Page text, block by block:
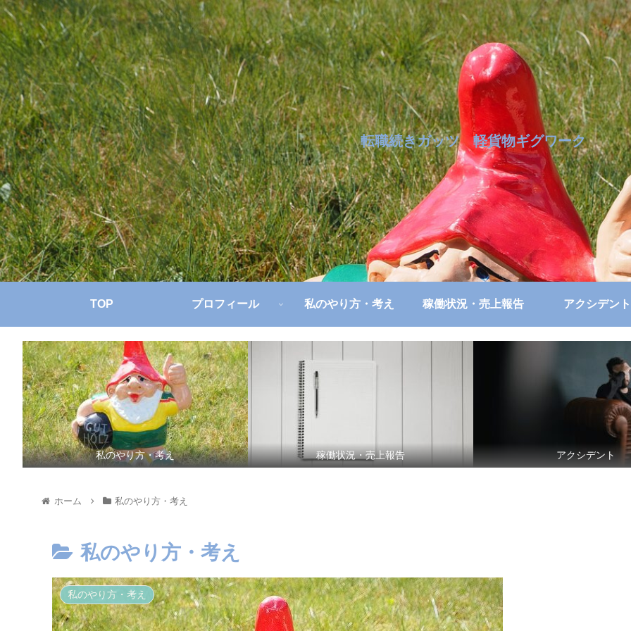
転職続きガッツ 軽貨物ギグワーク
TOP プロフィール 私のやり方・考え 稼働状況・売上報告 アクシデント
私のやり方・考え 稼働状況・売上報告 アクシデント
ホーム 私のやり方・考え
私のやり方・考え
私のやり方・考え